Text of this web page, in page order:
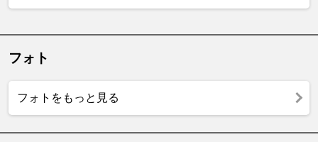
フォト
フォトをもっと見る